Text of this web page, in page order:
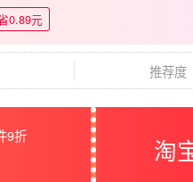
0.89元
推荐度
9折
淘